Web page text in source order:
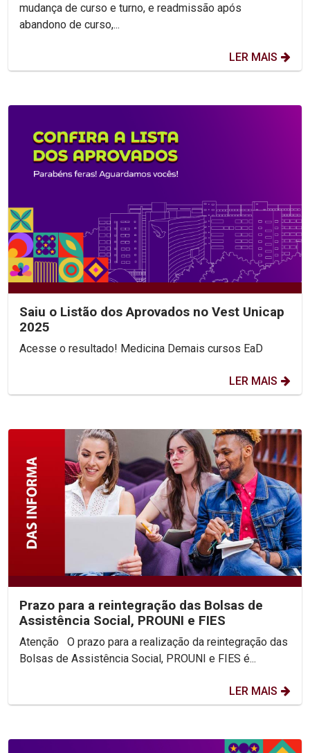
mudança de curso e turno, e readmissão após
abandono de curso,...
LER MAIS
Saiu o Listão dos Aprovados no Vest Unicap
2025
Acesse o resultado! Medicina Demais cursos EaD
LER MAIS
Prazo para a reintegração das Bolsas de
Assistência Social, PROUNI e FIES
Atenção O prazo para a realização da reintegração das
Bolsas de Assistência Social, PROUNI e FIES é...
LER MAIS